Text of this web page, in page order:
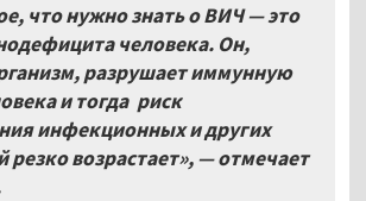
что нужно знать о ВИЧ — это
человека. Он,
разрушает иммунную
и тогда риск
инфекционных и других
резко возрастает», — отмечает